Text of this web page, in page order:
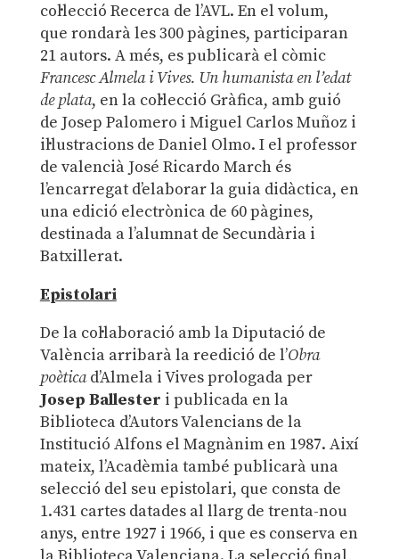
col·lecció Recerca de l’AVL. En el volum,
que rondarà les 300 pàgines, participaran
21 autors. A més, es publicarà el còmic
Francesc Almela i Vives. Un humanista en l’edat
de plata, en la col·lecció Gràfica, amb guió
de Josep Palomero i Miguel Carlos Muñoz i
il·lustracions de Daniel Olmo. I el professor
de valencià José Ricardo March és
l’encarregat d’elaborar la guia didàctica, en
una edició electrònica de 60 pàgines,
destinada a l’alumnat de Secundària i
Batxillerat.
Epistolari
De la col·laboració amb la Diputació de
València arribarà la reedició de l’Obra
poèticad’Almela i Vives prologada per
Josep Ballester i publicada en la
Biblioteca d’Autors Valencians de la
Institució Alfons el Magnànim en 1987. Així
mateix, l’Acadèmia també publicarà una
selecció del seu epistolari, que consta de
1.431 cartes datades al llarg de trenta-nou
anys, entre 1927 i 1966, i que es conserva en